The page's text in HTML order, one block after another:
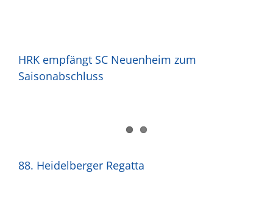
HRK empfängt SC Neuenheim zum
Saisonabschluss
88. Heidelberger Regatta